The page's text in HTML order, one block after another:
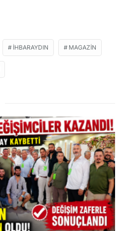
IHBARAYDIN MAGAZIN